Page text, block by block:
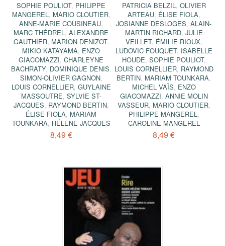
SOPHIE POULIOT, PHILIPPE
MANGEREL, MARIO CLOUTIER,
ANNE-MARIE COUSINEAU,
MARC THÉDREL,ALEXANDRE
GAUTHIER, MARION DENIZOT,
MIKIO KATAYAMA, ENZO
GIACOMAZZI,CHARLEYNE
BACHRATY, DOMINIQUE DENIS,
SIMON-OLIVIER GAGNON,
LOUIS CORNELLIER, GUYLAINE
MASSOUTRE, SYLVIE ST-
JACQUES, RAYMOND BERTIN,
ÉLISE FIOLA, MARIAM
TOUNKARA, HÉLÈNE JACQUES
8,49 €
PATRICIA BELZIL, OLIVIER
ARTEAU, ÉLISE FIOLA,
JOSIANNE DESLOGES,ALAIN-
MARTIN RICHARD, JULIE
VEILLET, ÉMILIE RIOUX,
LUDOVIC FOUQUET, ISABELLE
HOUDE, SOPHIE POULIOT,
LOUIS CORNELLIER, RAYMOND
BERTIN, MARIAM TOUNKARA,
MICHEL VAÏS, ENZO
GIACOMAZZI, ANNIE MOLIN
VASSEUR, MARIO CLOUTIER,
PHILIPPE MANGEREL,
CAROLINE MANGEREL
8,49 €